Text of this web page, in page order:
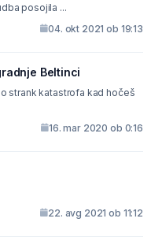
posojila ...
04. okt 2021 ob 19:13
Beltinci
strank katastrofa kad hočeš
16. mar 2020 ob 0:16
22. avg 2021 ob 11:12